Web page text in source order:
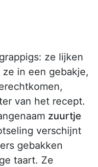
ze lijken
in een gebakje,
van het recept.
zuurtje
verschijnt
gebakken
taart. Ze